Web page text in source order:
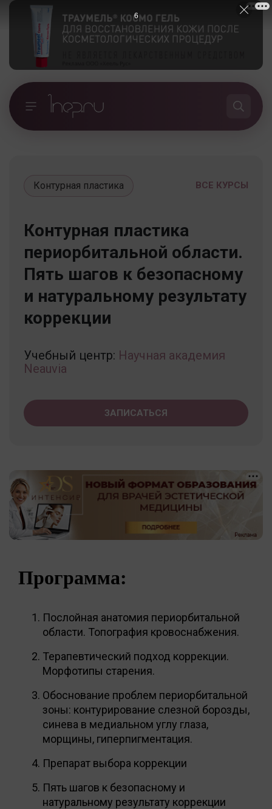
ВСЕ КУРСЫ
Контурная пластика
Контурная пластика
периорбитальной области.
Пять шагов к безопасному
и натуральному результату
коррекции
Учебный центр: Научная академия
Neauvia
ЗАПИСАТЬСЯ
Программа:
Послойная анатомия периорбитальной
области. Топография кровоснабжения.
Терапевтический подход коррекции.
Морфотипы старения.
Обоснование проблем периорбитальной
зоны: контурирование слезной борозды,
синева в медиальном углу глаза,
морщины, гиперпигментация.
Препарат выбора коррекции
Пять шагов к безопасному и
натуральному результату коррекции
5